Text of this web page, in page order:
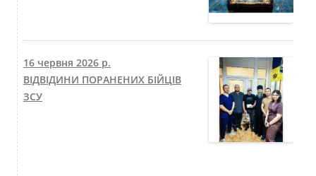
16 червня 2026 р.
ВІДВІДИНИ ПОРАНЕНИХ БІЙЦІВ
ЗСУ